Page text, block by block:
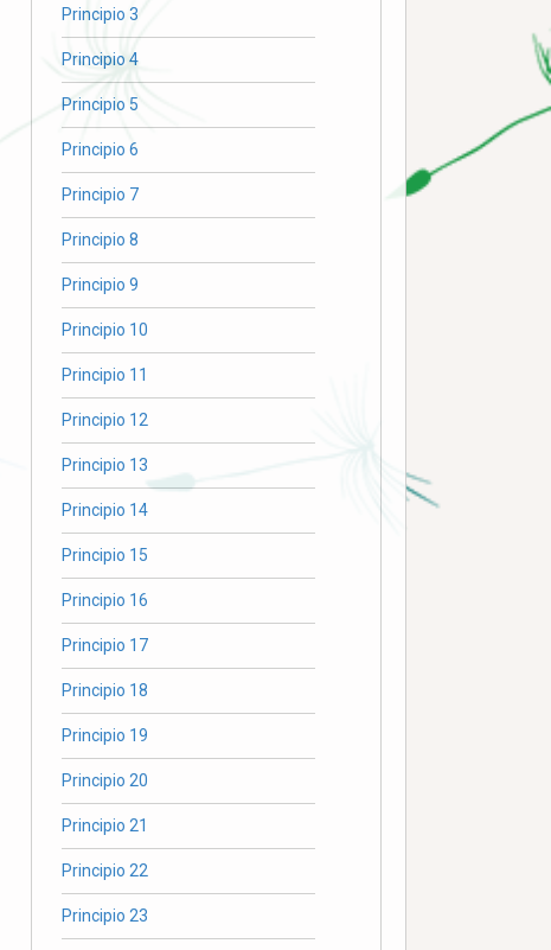
Principio 3
Principio 4
Principio 5
Principio 6
Principio 7
Principio 8
Principio 9
Principio 10
Principio 11
Principio 12
Principio 13
Principio 14
Principio 15
Principio 16
Principio 17
Principio 18
Principio 19
Principio 20
Principio 21
Principio 22
Principio 23